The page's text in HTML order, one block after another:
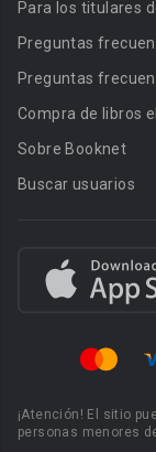
Para los titulares
Preguntas
Preguntas
Compra de libros
Sobre Booknet
Buscar usuarios
¡Atención! El sitio
personas menores